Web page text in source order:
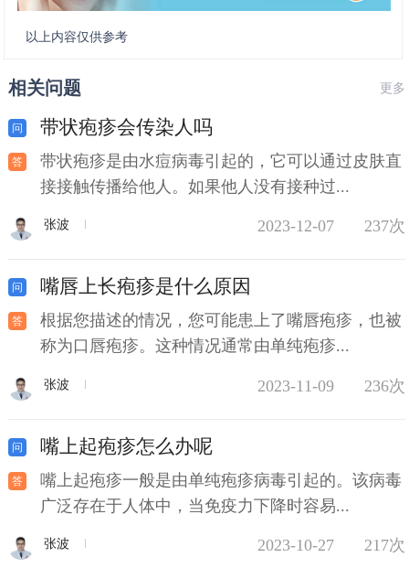
以上内容仅供参考
相关问题 更多
带状疱疹会传染人吗
带状疱疹是由水痘病毒引起的，它可以通过皮肤直
接接触传播给他人。如果他人没有接种过...
张波 2023-12-07 237次
嘴唇上长疱疹是什么原因
根据您描述的情况，您可能患上了嘴唇疱疹，也被
称为口唇疱疹。这种情况通常由单纯疱疹...
张波 2023-11-09 236次
嘴上起疱疹怎么办呢
嘴上起疱疹一般是由单纯疱疹病毒引起的。该病毒
广泛存在于人体中，当免疫力下降时容易...
张波 2023-10-27 217次